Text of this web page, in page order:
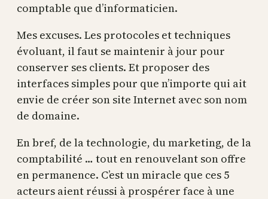
comptable que d’informaticien.
Mes excuses. Les protocoles et techniques
évoluant, il faut se maintenir à jour pour
conserver ses clients. Et proposer des
interfaces simples pour que n’importe qui ait
envie de créer son site Internet avec son nom
de domaine.
En bref, de la technologie, du marketing, de la
comptabilité … tout en renouvelant son offre
en permanence. C’est un miracle que ces 5
acteurs aient réussi à prospérer face à une